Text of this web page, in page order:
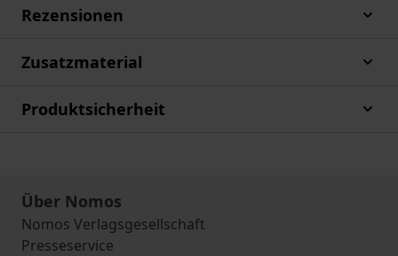
Rezensionen
Zusatzmaterial
Produktsicherheit
Über Nomos
Nomos Verlagsgesellschaft
Presseservice